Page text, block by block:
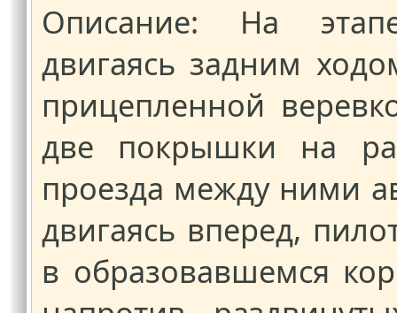
Описание: На
двигаясь задним
прицепленной
две покрышки на
проезда между ними
двигаясь вперед,
в образовавшемся